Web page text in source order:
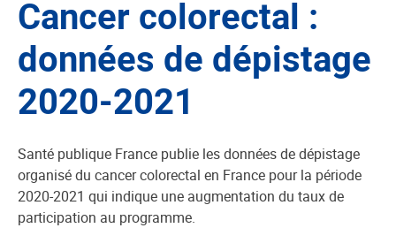
Cancer colorectal :
données de dépistage
2020-2021
Santé publique France publie les données de dépistage
organisé du cancer colorectal en France pour la période
2020-2021 qui indique une augmentation du taux de
participation au programme.